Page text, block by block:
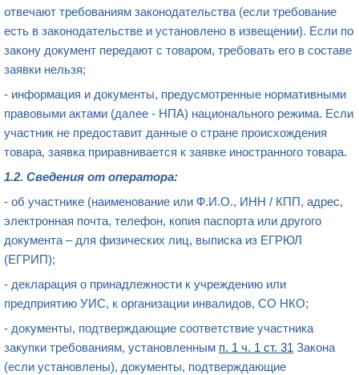
отвечают требованиям законодательства (если требование
есть в законодательстве и установлено в извещении). Если по
закону документ передают с товаром, требовать его в составе
заявки нельзя;
- информация и документы, предусмотренные нормативными
правовыми актами (далее - НПА) национального режима. Если
участник не предоставит данные о стране происхождения
товара, заявка приравнивается к заявке иностранного товара.
1.2. Сведения от оператора:
- об участнике (наименование или Ф.И.О., ИНН / КПП, адрес,
электронная почта, телефон, копия паспорта или другого
документа – для физических лиц, выписка из ЕГРЮЛ
(ЕГРИП);
- декларация о принадлежности к учреждению или
предприятию УИС, к организации инвалидов, СО НКО;
- документы, подтверждающие соответствие участника
закупки требованиям, установленным п. 1 ч. 1 ст. 31 Закона
(если установлены), документы, подтверждающие